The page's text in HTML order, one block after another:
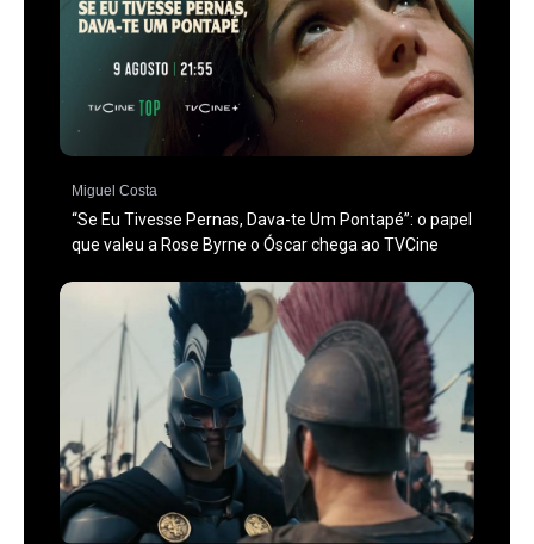
Miguel Costa
“Se Eu Tivesse Pernas, Dava-te Um Pontapé”: o papel
que valeu a Rose Byrne o Óscar chega ao TVCine